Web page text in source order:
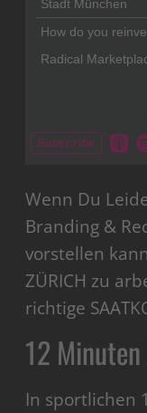
Wenn Du
Branding &
vorstellen
ZÜRICH zu
richtige
12 Minuten
In sportlichen